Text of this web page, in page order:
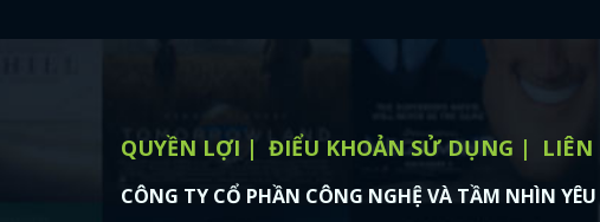
QUYỀN LỢI ĐIỂU KHOẢN SỬ DỤNG LIÊN
CÔNG TY CỔ PHẦN CÔNG NGHỆ VÀ TẦM NHÌN